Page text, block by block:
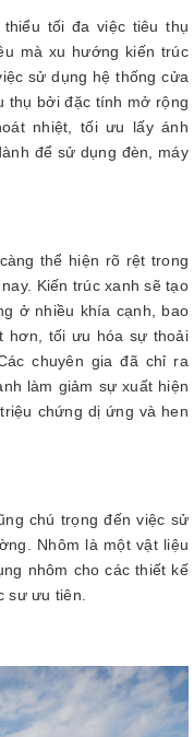
tối đa việc tiêu thụ
mà xu hướng kiến trúc
sử dụng hệ thống cửa
thụ bởi đặc tính mở rộng
nhiệt, tối ưu lấy ánh
để sử dụng đèn, máy
thể hiện rõ rệt trong
Kiến trúc xanh sẽ tạo
ở nhiều khía cạnh, bao
hơn, tối ưu hóa sự thoải
chuyên gia đã chỉ ra
làm giảm sự xuất hiện
chứng dị ứng và hen
chú trọng đến việc sử
Nhôm là một vật liệu
nhôm cho các thiết kế
sư ưu tiên.